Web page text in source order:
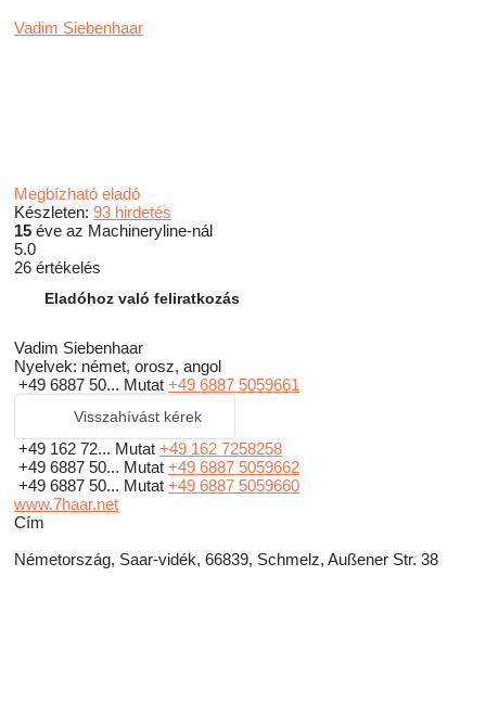
Vadim Siebenhaar
Megbízható eladó
Készleten: 93 hirdetés
15 éve az Machineryline-nál
5.0
26 értékelés
Eladóhoz való feliratkozás
Vadim Siebenhaar
Nyelvek: német, orosz, angol
+49 6887 50... Mutat +49 6887 5059661
Visszahívást kérek
+49 162 72... Mutat +49 162 7258258
+49 6887 50... Mutat +49 6887 5059662
+49 6887 50... Mutat +49 6887 5059660
www.7haar.net
Сím
Németország, Saar-vidék, 66839, Schmelz, Außener Str. 38